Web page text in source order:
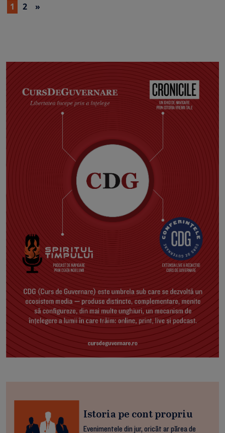
1 2 »
Istoria pe cont propriu
Evenimentele din jur, oricât ar părea de